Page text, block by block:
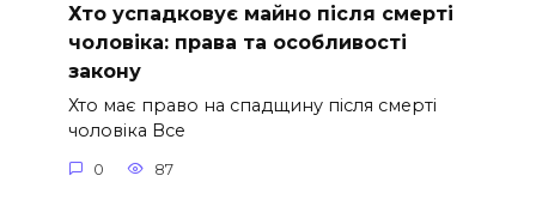
Хто успадковує майно після смерті
чоловіка: права та особливості
закону
Хто має право на спадщину після смерті
чоловіка Все
0 87